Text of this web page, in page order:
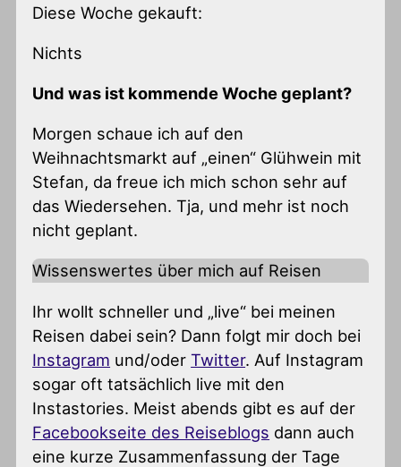
Diese Woche gekauft:
Nichts
Und was ist kommende Woche geplant?
Morgen schaue ich auf den
Weihnachtsmarkt auf „einen“ Glühwein mit
Stefan, da freue ich mich schon sehr auf
das Wiedersehen. Tja, und mehr ist noch
nicht geplant.
Wissenswertes über mich auf Reisen
Ihr wollt schneller und „live“ bei meinen
Reisen dabei sein? Dann folgt mir doch bei
Instagram und/oderTwitter. Auf Instagram
sogar oft tatsächlich live mit den
Instastories. Meist abends gibt es auf der
Facebookseite des Reiseblogs dann auch
eine kurze Zusammenfassung der Tage